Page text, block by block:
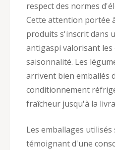
respect des normes
Cette attention portée
produits s'inscrit dans
antigaspi valorisant
saisonnalité. Les
arrivent bien emballés
conditionnement
fraîcheur jusqu'à la
Les emballages utilisés
témoignant d'une